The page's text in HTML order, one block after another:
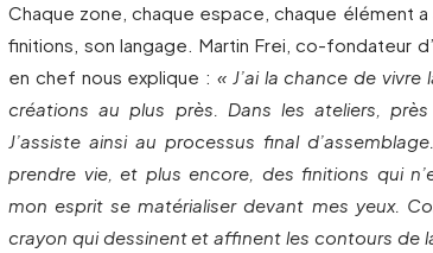
Chaque zone, chaque espace, chaque élément a
finitions, son langage. Martin Frei, co-fondateur
en chef nous explique : « J’ai la chance de
créations au plus près. Dans les ateliers,
J’assiste ainsi au processus final
prendre vie, et plus encore, des finitions qui
mon esprit se matérialiser devant mes yeux.
crayon qui dessinent et affinent les contours de